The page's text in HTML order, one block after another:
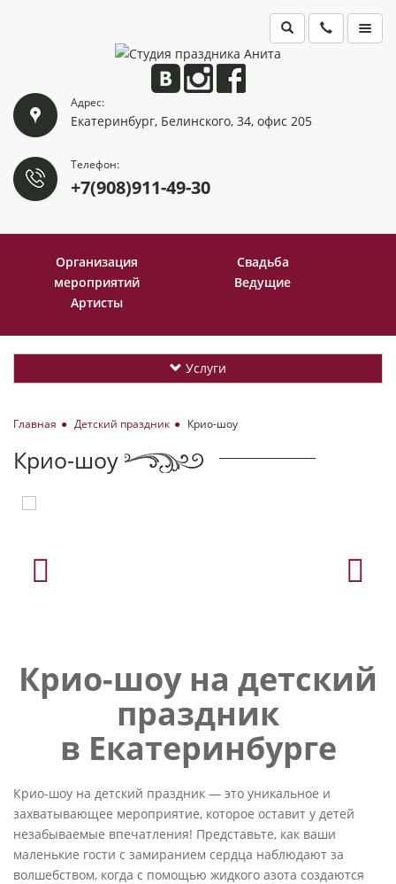
ПОРТФОЛИО
КОНТАКТЫ
Адрес:
Екатеринбург, Белинского, 34, офис 205
Телефон:
+7(908)911-49-30
Организация
мероприятий
Свадьба
Ведущие
Артисты
Услуги
Главная Детский праздник Крио-шоу
Крио-шоу
Крио-шоу на детский
праздник
в Екатеринбурге
Крио-шоу на детский праздник — это уникальное и
захватывающее мероприятие, которое оставит у детей
незабываемые впечатления! Представьте, как ваши
маленькие гости с замиранием сердца наблюдают за
волшебством, когда с помощью жидкого азота создаются